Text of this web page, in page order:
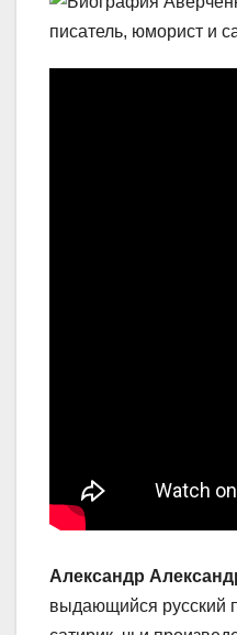
Александр
выдающийся русский